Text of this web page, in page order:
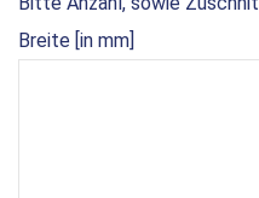
Breite [in mm]